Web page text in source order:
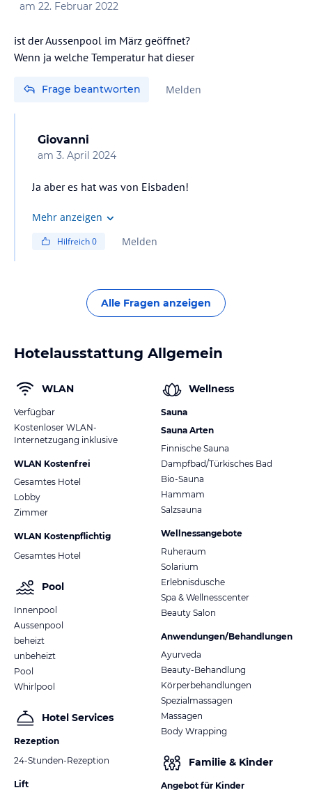
am 22. Februar 2022
ist der Aussenpool im März geöffnet?
Wenn ja welche Temperatur hat dieser
Frage beantworten Melden
Giovanni
am 3. April 2024
Ja aber es hat was von Eisbaden!
Mehr anzeigen
Hilfreich0 Melden
Alle Fragen anzeigen
Hotelausstattung Allgemein
WLAN
Verfügbar
Kostenloser WLAN-
Internetzugang inklusive
WLAN Kostenfrei
Gesamtes Hotel
Lobby
Zimmer
WLAN Kostenpflichtig
Gesamtes Hotel
Pool
Innenpool
Aussenpool
beheizt
unbeheizt
Pool
Whirlpool
Hotel Services
Rezeption
24-Stunden-Rezeption
Lift
Wellness
Sauna
Sauna Arten
Finnische Sauna
Dampfbad/Türkisches Bad
Bio-Sauna
Hammam
Salzsauna
Wellnessangebote
Ruheraum
Solarium
Erlebnisdusche
Spa & Wellnesscenter
Beauty Salon
Anwendungen/Behandlungen
Ayurveda
Beauty-Behandlung
Körperbehandlungen
Spezialmassagen
Massagen
Body Wrapping
Familie & Kinder
Angebot für Kinder